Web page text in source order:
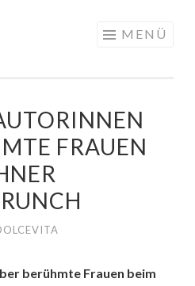
MENÜ
FRAUEN
berühmte Frauen beim